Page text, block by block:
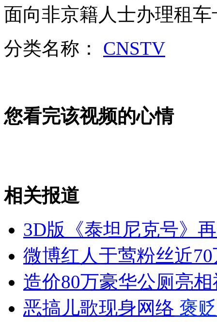
山西运城恶犬咬伤多人 警民合力深夜将其击毙
女孩北京地铁殴打老人 痛下狠手拳打脚踢
外交部：反对强权政治霸凌主义
安徽一实载49人客车翻车
走！跟着总书记去植树
消防员救轻生者 花炮节热闹非凡 减压"枕头大战"
面向非京籍人士办理租车
分类名称： CNSTV
您看完该视频的心情
相关报道
3D版《泰坦尼克号》
微博红人于莺粉丝近
造价80万豪华公厕亮
恶搞儿歌现身网络 褒贬